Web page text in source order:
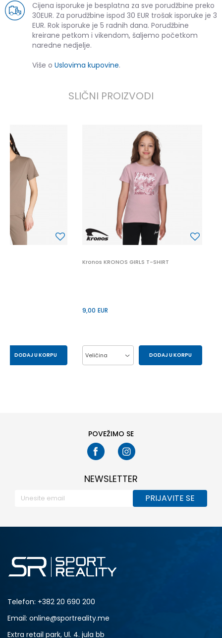
Cijena isporuke je besplatna za sve porudžbine preko
30EUR. Za porudžbine ispod 30 EUR trošak isporuke je 3
EUR. Rok isporuke je 5 radnih dana. Porudžbine
kreirane petkom i vikendom, šaljemo početkom
naredne nedjelje.
Više o Uslovima kupovine.
SLIČNI PROIZVODI
DODAJ U KORPU
Kronos KRONOS GIRLS T-SHIRT
9,00 EUR
Veličina DODAJ U KORPU
POVEŽIMO SE
NEWSLETTER
PRIJAVITE SE
Telefon: +382 20 690 200
Email: online@sportreality.me
Extra retail park, Ul. 4. jula bb